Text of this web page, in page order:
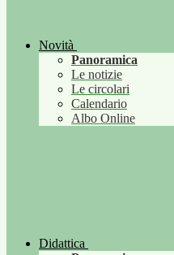
Novità
Panoramica
Le notizie
Le circolari
Calendario
Albo Online
Didattica